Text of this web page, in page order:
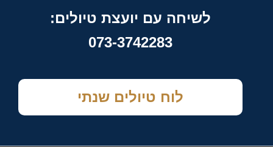
לשיחה עם יועצת טיולים:
073-3742283
לוח טיולים שנתי